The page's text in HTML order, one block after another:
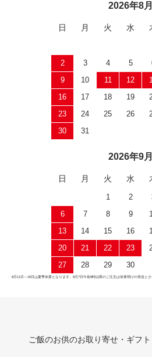
2026年8月
日 月 火 水
2
3 4 5
9
10 11 12
16
17 18 19
23
24 25 26
30
31
2026年9月
日 月 火 水
1 2
6
7 8 9
13
14 15 16
20
21 22 23
27
28 29 30
8月11日～16日は夏季休業となります。8月7日午前8時以降のご注文は休業明けの発送とさ
ご飯のお供のお取り寄せ・ギフ